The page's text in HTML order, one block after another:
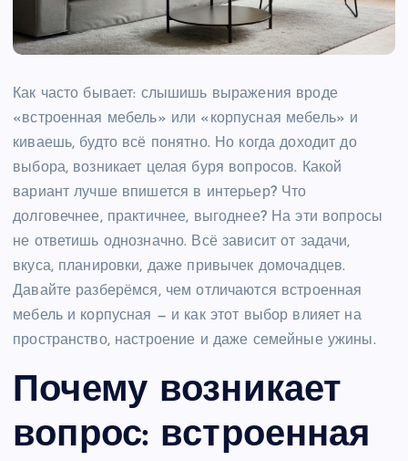
Как часто бывает: слышишь выражения вроде
«встроенная мебель» или «корпусная мебель» и
киваешь, будто всё понятно. Но когда доходит до
выбора, возникает целая буря вопросов. Какой
вариант лучше впишется в интерьер? Что
долговечнее, практичнее, выгоднее? На эти вопросы
не ответишь однозначно. Всё зависит от задачи,
вкуса, планировки, даже привычек домочадцев.
Давайте разберёмся, чем отличаются встроенная
мебель и корпусная — и как этот выбор влияет на
пространство, настроение и даже семейные ужины.
Почему возникает
вопрос: встроенная